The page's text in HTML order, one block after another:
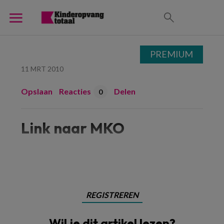
11 MRT 2010
Opslaan Reacties 0 Delen
Link naar MKO
REGISTREREN
PREMIUM